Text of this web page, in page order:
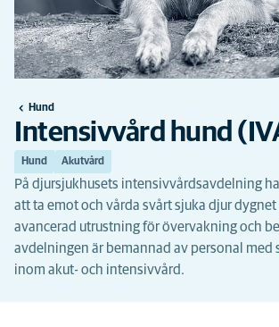
Hund
Intensivvård hund
Hund Akutvård
På djursjukhusets intensivvårdsavdelning
att ta emot och vårda svårt sjuka djur dygnet
avancerad utrustning för övervakning och
avdelningen är bemannad av personal med
inom akut- och intensivvård.